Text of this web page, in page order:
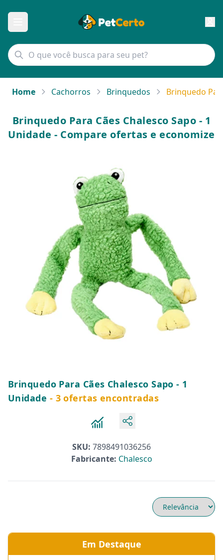
Home Cachorros Brinquedos Brinquedo
Brinquedo Para Cães Chalesco Sapo - 1
Unidade - Compare ofertas e economize
Brinquedo Para Cães Chalesco Sapo - 1
Unidade - 3 ofertas encontradas
SKU: 7898491036256
Fabricante: Chalesco
Em Destaque